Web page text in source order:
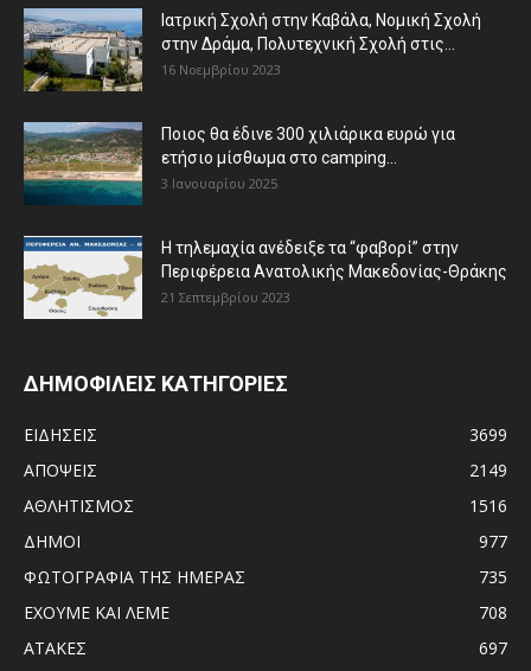
Ιατρική Σχολή στην Καβάλα, Νομική Σχολή
στην Δράμα, Πολυτεχνική Σχολή στις...
16 Νοεμβρίου 2023
Ποιος θα έδινε 300 χιλιάρικα ευρώ για
ετήσιο μίσθωμα στο camping...
3 Ιανουαρίου 2025
Η τηλεμαχία ανέδειξε τα “φαβορί” στην
Περιφέρεια Ανατολικής Μακεδονίας-Θράκης
21 Σεπτεμβρίου 2023
ΔΗΜΟΦΙΛΕΙΣ ΚΑΤΗΓΟΡΙΕΣ
ΕΙΔΗΣΕΙΣ
3699
ΑΠΟΨΕΙΣ
2149
ΑΘΛΗΤΙΣΜΟΣ
1516
ΔΗΜΟΙ
977
ΦΩΤΟΓΡΑΦΙΑ ΤΗΣ ΗΜΕΡΑΣ
735
ΕΧΟΥΜΕ ΚΑΙ ΛΕΜΕ
708
ΑΤΑΚΕΣ
697